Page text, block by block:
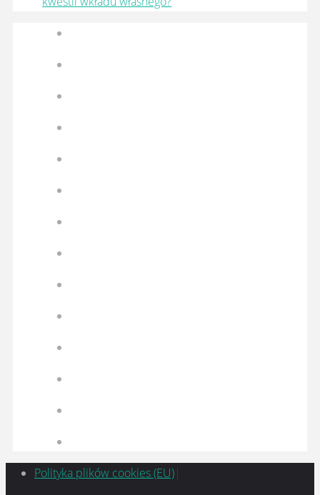
Polityka plików cookies (EU)